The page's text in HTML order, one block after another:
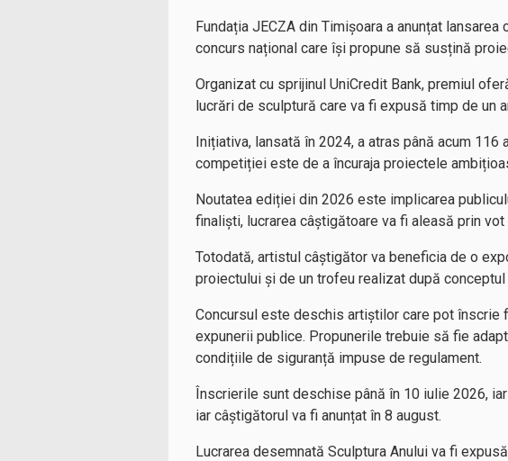
Fundația JECZA din Timișoara a anunțat
concurs național care își propune să susțină
Organizat cu sprijinul UniCredit Bank, premiul
lucrări de sculptură care va fi expusă timp de un
Inițiativa, lansată în 2024, a atras până acum
competiției este de a încuraja proiectele
Noutatea ediției din 2026 este implicarea
finaliști, lucrarea câștigătoare va fi aleasă prin
Totodată, artistul câștigător va beneficia de o
proiectului și de un trofeu realizat după
Concursul este deschis artiștilor care pot înscrie
expunerii publice. Propunerile trebuie să fie
condițiile de siguranță impuse de regulament.
Înscrierile sunt deschise până în 10 iulie 2026,
iar câștigătorul va fi anunțat în 8 august.
Lucrarea desemnată Sculptura Anului va fi